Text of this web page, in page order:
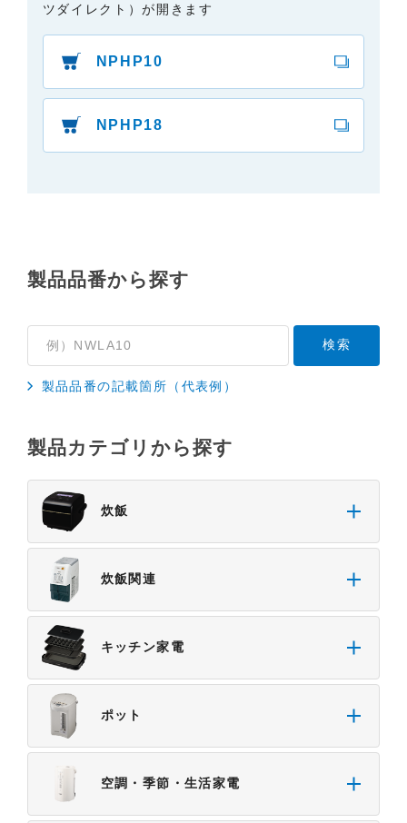
書の内容と異なる場合がありますので、あらかじめ
ご了承ください。
３．安全上のご注意
「使用上のご注意」や「安全上のご注意」など安全
に関する注意事項は、取扱説明書作成時点での法的
基準や業界基準に拠った内容になっております。製
ている専用の製品（レンタル品）につきましては、
い合わせくださいますようお願いします。
本サイトに情報を掲載する際には、細心の注意を払
かじめご了承ください。
安全であること。
・掲載された情報が常に最新のものであること。
・本サイトをご利用になったこと、またはご利用に
なれなかったことにより生じる一切の損害。
・予告なしにサーバーの停止、本サービスの変更ま
たは提供の中止・中断を行うこと。また、それによ
って生じる一切の損害。
ツダイレクト）が開きます
NPHP10
NPHP18
製品品番から探す
製品品番の記載箇所（代表例）
製品カテゴリから探す
炊飯
炊飯関連
キッチン家電
ポット
空調・季節・生活家電